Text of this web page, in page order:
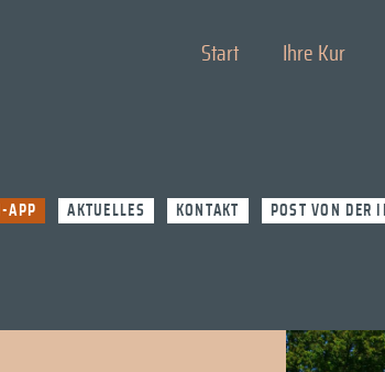
Start Ihre Kur
APP AKTUELLES KONTAKT POST VON DER